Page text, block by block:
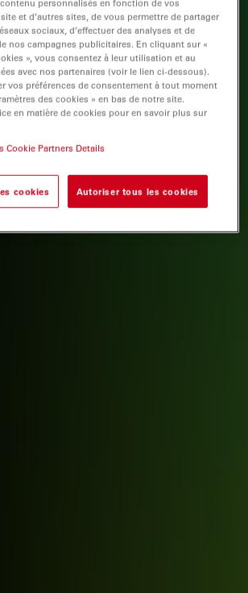
personnalisés en fonction de vos
et d’autres sites, de vous permettre de partager
sociaux, d’effectuer des analyses et de
nos campagnes publicitaires. En cliquant sur «
», vous consentez à leur utilisation et au
avec nos partenaires (voir le lien ci-dessous).
vos préférences de consentement à tout moment
des cookies » en bas de notre site.
en matière de cookies pour en savoir plus sur
Cookie Partners Details
cookies Autoriser tous les cookies